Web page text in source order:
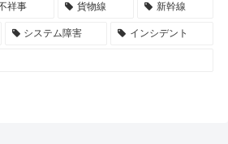
祥事 貨物線 新幹線
システム障害 インシデント